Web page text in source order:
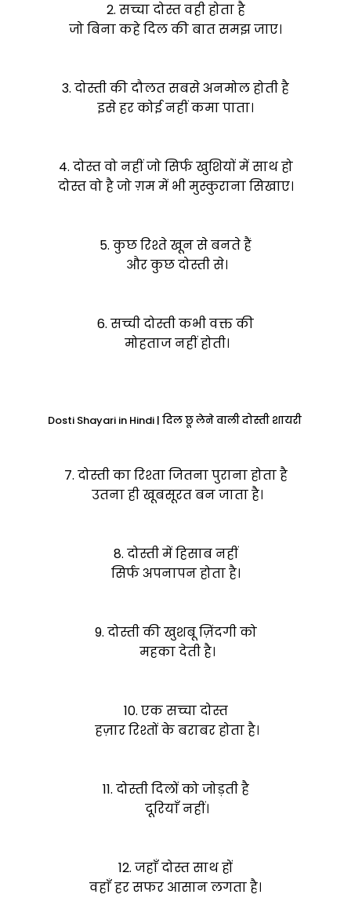
2. सच्चा दोस्त वही होता है
जो बिना कहे दिल की बात समझ जाए।
3. दोस्ती की दौलत सबसे अनमोल होती है
इसे हर कोई नहीं कमा पाता।
4. दोस्त वो नहीं जो सिर्फ खुशियों में साथ हो
दोस्त वो है जो ग़म में भी मुस्कुराना सिखाए।
5. कुछ रिश्ते खून से बनते हैं
और कुछ दोस्ती से।
6. सच्ची दोस्ती कभी वक्त की
मोहताज नहीं होती।
Dosti Shayari in Hindi | दिल छू लेने वाली दोस्ती शायरी
7. दोस्ती का रिश्ता जितना पुराना होता है
उतना ही खूबसूरत बन जाता है।
8. दोस्ती में हिसाब नहीं
सिर्फ अपनापन होता है।
9. दोस्ती की खुशबू ज़िंदगी को
महका देती है।
10. एक सच्चा दोस्त
हज़ार रिश्तों के बराबर होता है।
11. दोस्ती दिलों को जोड़ती है
दूरियाँ नहीं।
12. जहाँ दोस्त साथ हों
वहाँ हर सफर आसान लगता है।